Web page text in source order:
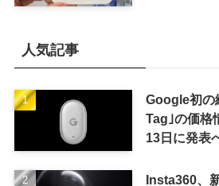
人気記事
Google初の
Tag｣の価格
13日に発表
Insta360、